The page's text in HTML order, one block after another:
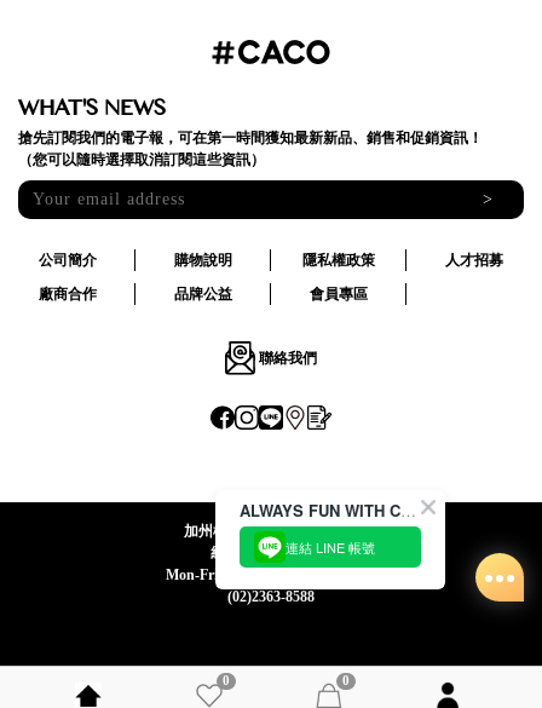
0 0
WHAT'S NEWS
搶先訂閱我們的電子報，可在第一時間獲知最新新品、銷售和促銷資訊！
（您可以隨時選擇取消訂閱這些資訊）
>
公司簡介 購物說明 隱私權政策
人才招募
廠商合作
品牌公益 會員專區
聯絡我們
加州椰子國際股份有限公司
統一編號:24492069
Mon-Fri 09:00-12:30 / 13:30-18:00
(02)2363-8588
ALWAYS FUN WITH CACO !
連結 LINE 帳號